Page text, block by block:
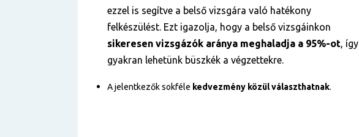
ezzel is segítve a belső vizsgára való hatékony
felkészülést. Ezt igazolja, hogy a belső vizsgáinkon
sikeresen vizsgázók aránya meghaladja a 95%-ot, így
gyakran lehetünk büszkék a végzettekre.
A jelentkezők sokféle kedvezmény közül választhatnak.